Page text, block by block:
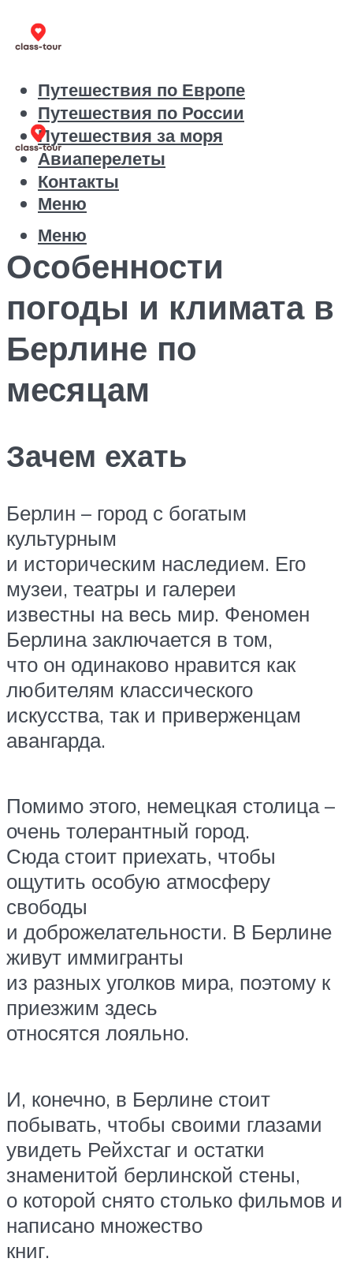
Путешествия по Европе
Путешествия по России
Путешествия за моря
Авиаперелеты
Контакты
Меню
Меню
Особенности
погоды и климата в
Берлине по
месяцам
Зачем ехать
Берлин – город с богатым
культурным
и историческим наследием. Его
музеи, театры и галереи
известны на весь мир. Феномен
Берлина заключается в том,
что он одинаково нравится как
любителям классического
искусства, так и приверженцам
авангарда.
Помимо этого, немецкая столица –
очень толерантный город.
Сюда стоит приехать, чтобы
ощутить особую атмосферу
свободы
и доброжелательности. В Берлине
живут иммигранты
из разных уголков мира, поэтому к
приезжим здесь
относятся лояльно.
И, конечно, в Берлине стоит
побывать, чтобы своими глазами
увидеть Рейхстаг и остатки
знаменитой берлинской стены,
о которой снято столько фильмов и
написано множество
книг.